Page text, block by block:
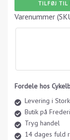
TILFØJ TIL
Varenummer
Fordele hos
Levering i
Butik på
Tryg handel
14 dages fuld